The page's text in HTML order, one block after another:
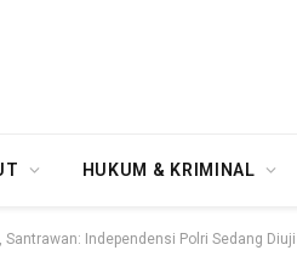
HUKUM & KRIMINAL
Independensi Polri Sedang Diuji